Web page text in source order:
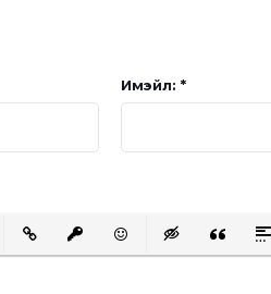
Имэйл: *
List
Insert LinkInsert protected link
EmoticonsInsert hidden
Insert